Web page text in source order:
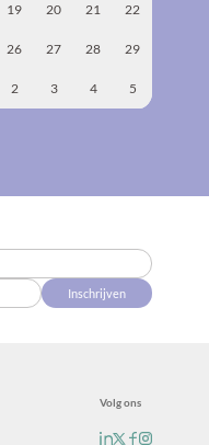
19 20 21 22
26 27 28 29
2 3 4 5
Inschrijven
Volg ons